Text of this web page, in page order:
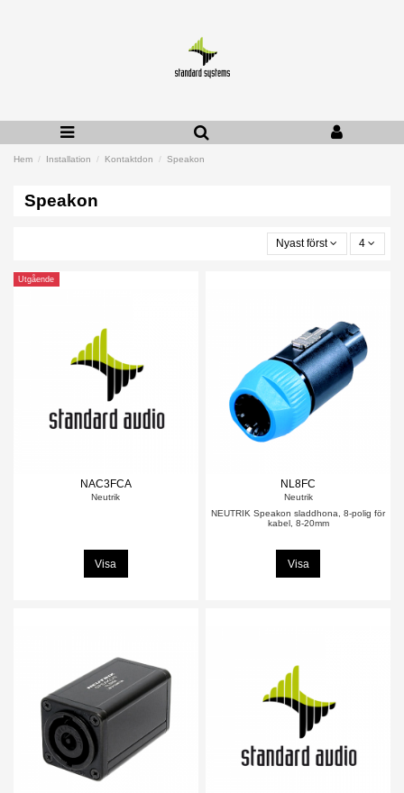
Hem Installation Kontaktdon Speakon
Speakon
Nyast först 4
Utgående
NAC3FCA
Neutrik
Visa
NL8FC
Neutrik
NEUTRIK Speakon sladdhona, 8-polig för
kabel, 8-20mm
Visa